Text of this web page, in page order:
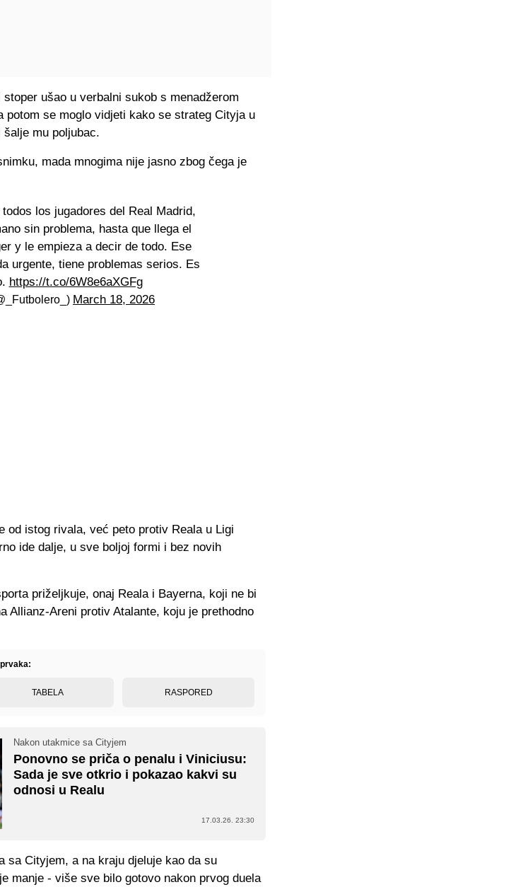
ušao u verbalni sukob s menadžerom
se moglo vidjeti kako se strateg Cityja u
mu poljubac.
mada mnogima nije jasno zbog čega je
los jugadores del Real Madrid,
sin problema, hasta que llega el
y le empieza a decir de todo. Ese
urgente, tiene problemas serios. Es
https://t.co/6W8e6aXGFg
March 18, 2026
od istog rivala, već peto protiv Reala u Ligi
ide dalje, u sve boljoj formi i bez novih
priželjkuje, onaj Reala i Bayerna, koji ne bi
Allianz-Areni protiv Atalante, koju je prethodno
TABELA RASPORED
Nakon utakmice sa Cityjem
Ponovno se priča o penalu i Viniciusu:
Sada je sve otkrio i pokazao kakvi su
odnosi u Realu
17.03.26. 23:30
sa Cityjem, a na kraju djeluje kao da su
manje - više sve bilo gotovo nakon prvog duela